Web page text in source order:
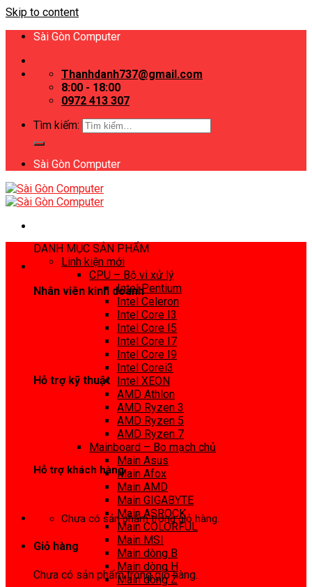
Skip to content
Sài Gòn Computer
Thanhdanh737@gmail.com
8:00 - 18:00
0972 413 307
Tìm kiếm:
Sài Gòn Computer
Nhân viên kinh doanh
Hỗ trợ kỹ thuật
Hỗ trợ khách hàng
Chưa có sản phẩm trong giỏ hàng.
Giỏ hàng
Chưa có sản phẩm trong giỏ hàng.
DANH MỤC SẢN PHẨM
Linh kiện mới
CPU – Bộ vi xử lý
Intel Pentium
Intel Celeron
Intel Core I3
Intel Core I5
Intel Core I7
Intel Core I9
Intel Corei3
Intel XEON
AMD Athlon
AMD Ryzen 3
AMD Ryzen 5
AMD Ryzen 7
Mainboard – Bo mạch chủ
Main Asus
Main Afox
Main AMD
Main GIGABYTE
Main ASROCK
Main COLORFUL
Main MSI
Main dòng B
Main dòng H
Main dòng Z